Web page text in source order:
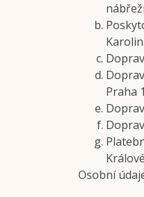
Praha 1
Králové
Osobní